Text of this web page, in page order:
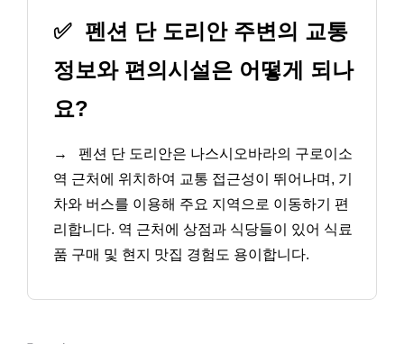
✅ 펜션 단 도리안 주변의 교통
정보와 편의시설은 어떻게 되나
요?
→
펜션 단 도리안은 나스시오바라의 구로이소
역 근처에 위치하여 교통 접근성이 뛰어나며, 기
차와 버스를 이용해 주요 지역으로 이동하기 편
리합니다. 역 근처에 상점과 식당들이 있어 식료
품 구매 및 현지 맛집 경험도 용이합니다.